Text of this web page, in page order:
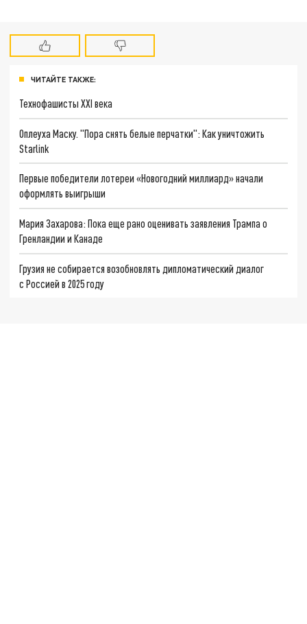
ЧИТАЙТЕ ТАКЖЕ:
Технофашисты XXI века
Оплеуха Маску. "Пора снять белые перчатки": Как уничтожить
Starlink
Первые победители лотереи «Новогодний миллиард» начали
оформлять выигрыши
Мария Захарова: Пока еще рано оценивать заявления Трампа о
Гренландии и Канаде
Грузия не собирается возобновлять дипломатический диалог
с Россией в 2025 году